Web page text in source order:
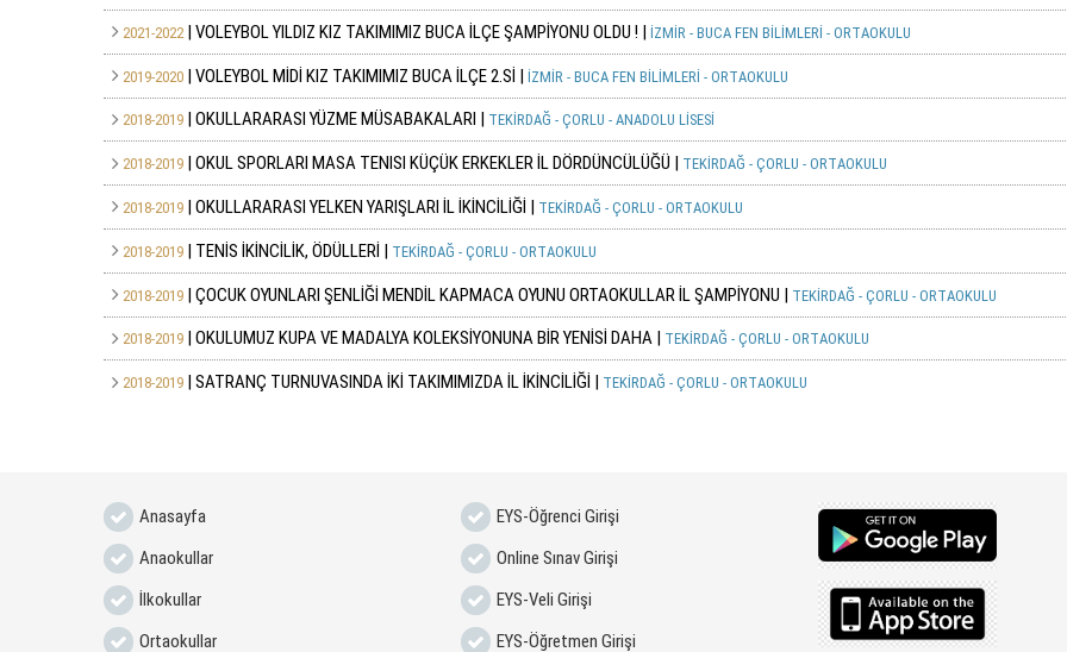
2021-2022| VOLEYBOL YILDIZ KIZ TAKIMIMIZ BUCA İLÇE ŞAMPİYONU OLDU ! | İZMİR - BUCA FEN BİLİMLERİ - ORTAOKULU
2019-2020 | VOLEYBOL MİDİ KIZ TAKIMIMIZ BUCA İLÇE 2.Sİ | İZMİR - BUCA FEN BİLİMLERİ - ORTAOKULU
2018-2019 | OKULLARARASI YÜZME MÜSABAKALARI | TEKİRDAĞ - ÇORLU - ANADOLU LİSESİ
2018-2019 | OKUL SPORLARI MASA TENISI KÜÇÜK ERKEKLER İL DÖRDÜNCÜLÜĞÜ | TEKİRDAĞ - ÇORLU - ORTAOKULU
2018-2019 | OKULLARARASI YELKEN YARIŞLARI İL İKİNCİLİĞİ | TEKİRDAĞ - ÇORLU - ORTAOKULU
2018-2019 | TENİS İKİNCİLİK, ÖDÜLLERİ | TEKİRDAĞ - ÇORLU - ORTAOKULU
2018-2019 | ÇOCUK OYUNLARI ŞENLİĞİ MENDİL KAPMACA OYUNU ORTAOKULLAR İL ŞAMPİYONU | TEKİRDAĞ - ÇORLU - ORTAOKULU
2018-2019 | OKULUMUZ KUPA VE MADALYA KOLEKSİYONUNA BİR YENİSİ DAHA | TEKİRDAĞ - ÇORLU - ORTAOKULU
2018-2019 | SATRANÇ TURNUVASINDA İKİ TAKIMIMIZDA İL İKİNCİLİĞİ | TEKİRDAĞ - ÇORLU - ORTAOKULU
Anasayfa
Anaokullar
İlkokullar
Ortaokullar
EYS-Öğrenci Girişi
Online Sınav Girişi
EYS-Veli Girişi
EYS-Öğretmen Girişi